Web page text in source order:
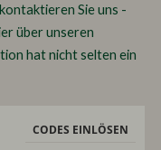
Sie uns -
über unseren
hat nicht selten ein
CODES EINLÖSEN